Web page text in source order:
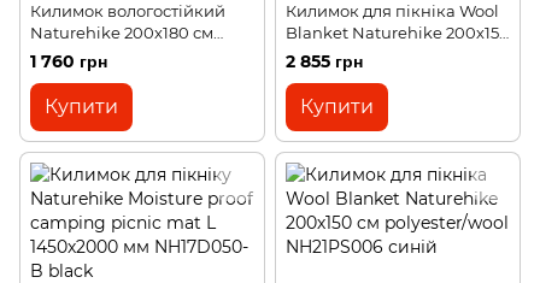
Килимок вологостійкий
Naturehike 200х180 см
NH20FCD11 темно-зелений
1 760 грн
Купити
Килимок для пікніка Wool
Blanket Naturehike 200х150
cм polyester/wool
NH20FS036 коричневий
2 855 грн
Купити